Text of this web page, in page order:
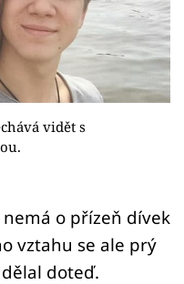
vidět s
o přízeň dívek
vztahu se ale prý
doteď.